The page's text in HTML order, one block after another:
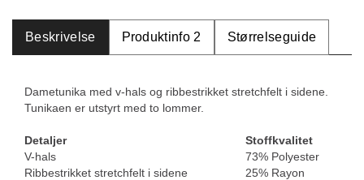
Beskrivelse Produktinfo 2 Størrelseguide
Dametunika med v-hals og ribbestrikket stretchfelt i sidene.
Tunikaen er utstyrt med to lommer.
Detaljer
Stoffkvalitet
V-hals
73% Polyester
Ribbestrikket stretchfelt i sidene
25% Rayon